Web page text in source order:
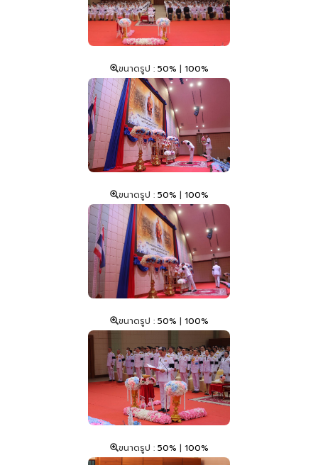
ขนาดรูป : 50% | 100%
ขนาดรูป : 50% | 100%
ขนาดรูป : 50% | 100%
ขนาดรูป : 50% | 100%